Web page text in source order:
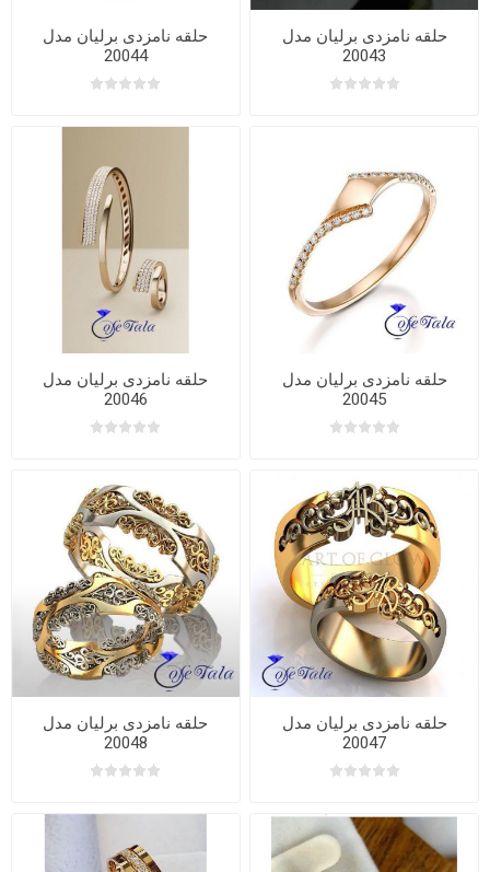
حلقه نامزدی برلیان مدل
20043
حلقه نامزدی برلیان مدل
20044
حلقه نامزدی برلیان مدل
20045
حلقه نامزدی برلیان مدل
20046
حلقه نامزدی برلیان مدل
20047
حلقه نامزدی برلیان مدل
20048